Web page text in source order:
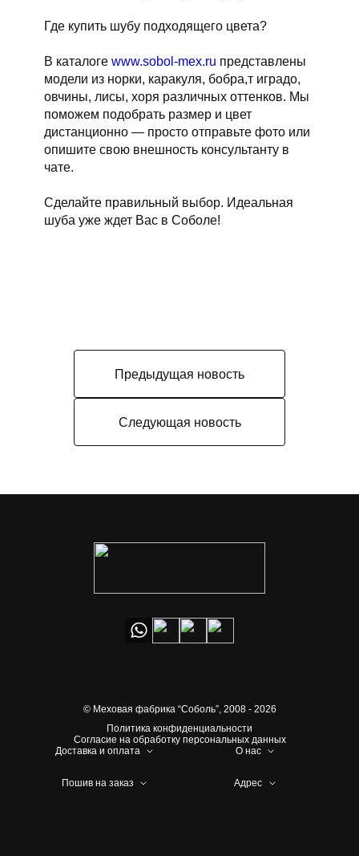
Где купить шубу подходящего цвета?
В каталоге www.sobol-mex.ru представлены
модели из норки, каракуля, бобра,т иградо,
овчины, лисы, хоря различных оттенков. Мы
поможем подобрать размер и цвет
дистанционно — просто отправьте фото или
опишите свою внешность консультанту в
чате.
Сделайте правильный выбор. Идеальная
шуба уже ждет Вас в Соболе!
Предыдущая новость
Следующая новость
© Меховая фабрика “Соболь”,2008 - 2026
Политика конфиденциальности
Согласие на обработку персональных данных
Доставка и оплата
О нас
Пошив на заказ Адрес